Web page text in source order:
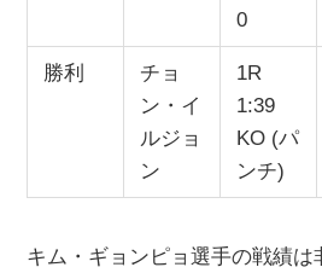
0
勝利
チョ
ン・イ
ルジョ
ン
1R
1:39
KO (パ
ンチ)
キム・ギョンピョ選手の戦績は